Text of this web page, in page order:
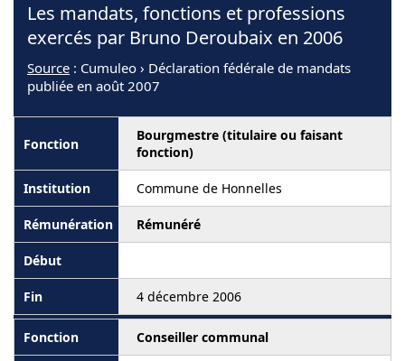
Les mandats, fonctions et professions
exercés par Bruno Deroubaix en 2006
Source : Cumuleo › Déclaration fédérale de mandats
publiée en août 2007
Bourgmestre (titulaire ou faisant
fonction)
Commune de Honnelles
Rémunéré
4 décembre 2006
Conseiller communal